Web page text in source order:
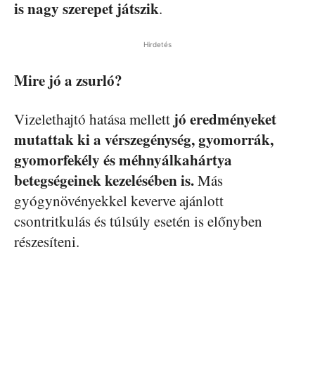
is nagy szerepet játszik.
Hirdetés
Mire jó a zsurló?
Vizelethajtó hatása mellett jó eredményeket
mutattak ki a vérszegénység, gyomorrák,
gyomorfekély és méhnyálkahártya
betegségeinek kezelésében is.Más
gyógynövényekkel keverve ajánlott
csontritkulás és túlsúly esetén is előnyben
részesíteni.